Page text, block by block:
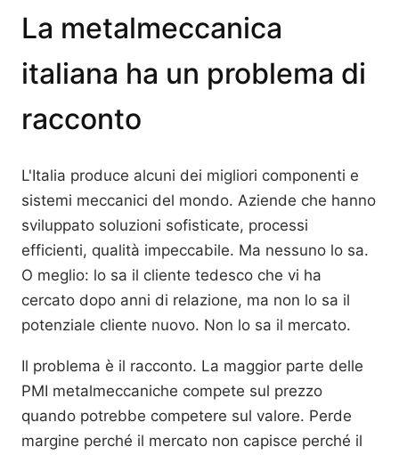
La metalmeccanica
italiana ha un problema di
racconto
L'Italia produce alcuni dei migliori componenti e
sistemi meccanici del mondo. Aziende che hanno
sviluppato soluzioni sofisticate, processi
efficienti, qualità impeccabile. Ma nessuno lo sa.
O meglio: lo sa il cliente tedesco che vi ha
cercato dopo anni di relazione, ma non lo sa il
potenziale cliente nuovo. Non lo sa il mercato.
Il problema è il racconto. La maggior parte delle
PMI metalmeccaniche compete sul prezzo
quando potrebbe competere sul valore. Perde
margine perché il mercato non capisce perché il